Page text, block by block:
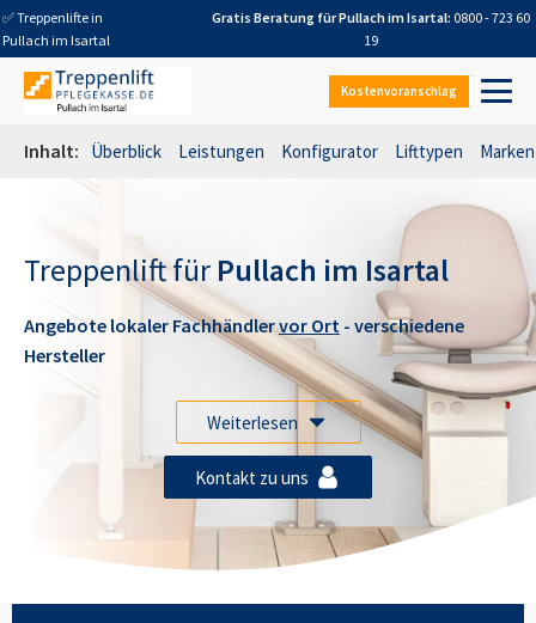
✅ Treppenlifte in
Pullach im Isartal
Gratis Beratung fürPullach im Isartal: 0800 - 723 60
19
Kostenvoranschlag
Inhalt: Überblick Leistungen Konfigurator Lifttypen Marken
Treppenlift für Pullach im Isartal
Angebote lokaler Fachhändlervor Ort - verschiedene
Hersteller
Weiterlesen
Kontakt zu uns